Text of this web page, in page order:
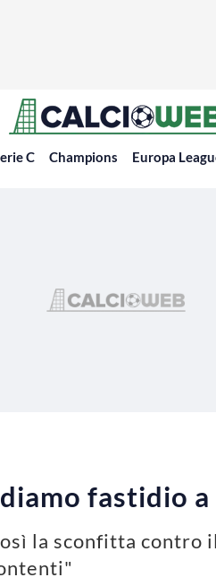
C Champions Europa
fastidio
la sconfitta contro